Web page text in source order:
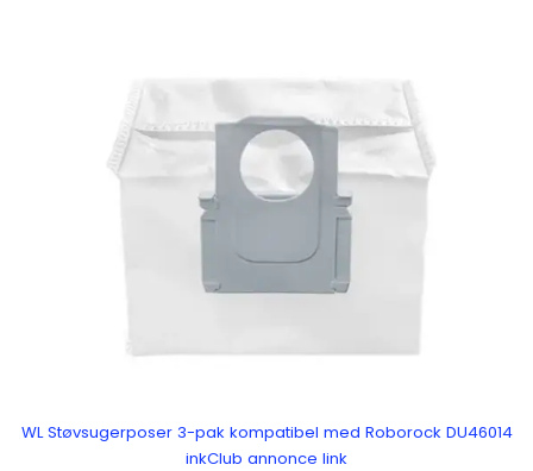
WL Støvsugerposer 3-pak kompatibel med Roborock DU46014
inkClub annonce link